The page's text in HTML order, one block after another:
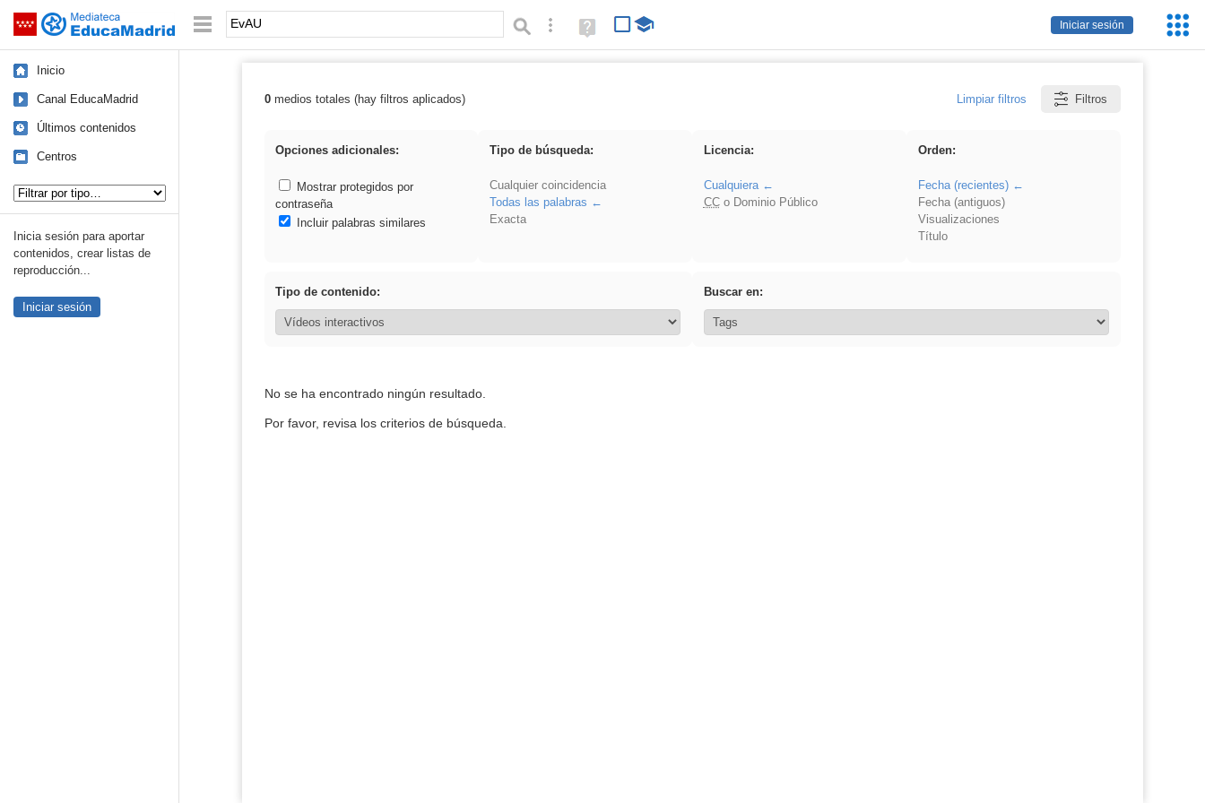
Saltar navegación
Iniciar sesión
Palabra o frase: Búsqueda avanzada
Ayuda
(en
Inicio
Canal EducaMadrid
Últimos contenidos
Centros
Inicia sesión para aportar
contenidos, crear listas de
reproducción...
Iniciar sesión
Resultados de: EvAU
0medios totales (hay filtros aplicados) Limpiar filtros Filtros
Opciones adicionales:
Mostrar protegidos por
contraseña
Incluir palabras similares
Tipo de búsqueda:
Cualquier coincidencia
Todas las palabras
Exacta
Licencia:
Cualquiera
CCo Dominio Público
Orden:
Fecha (recientes)
Fecha (antiguos)
Visualizaciones
Título
Tipo de contenido: Buscar en:
No se ha encontrado ningún resultado.
Por favor, revisa los criterios de búsqueda.